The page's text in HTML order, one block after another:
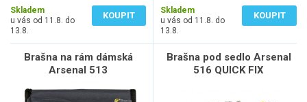
Skladem
u vás od 11.8. do
13.8.
KOUPIT
Skladem
u vás od 11.8. do
13.8.
KOUPIT
Brašna na rám dámská
Arsenal 513
Brašna pod sedlo Arsenal
516 QUICK FIX